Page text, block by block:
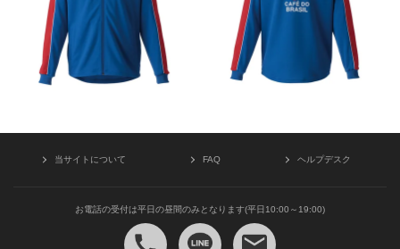
当サイトについて FAQ ヘルプデスク
お電話の受付は平日の昼間のみとなります(平日10:00～19:00)